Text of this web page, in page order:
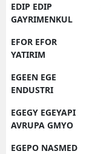
EDIP EDIP
GAYRIMENKUL
EFOR EFOR
YATIRIM
EGEEN EGE
ENDUSTRI
EGEGY EGEYAPI
AVRUPA GMYO
EGEPO NASMED